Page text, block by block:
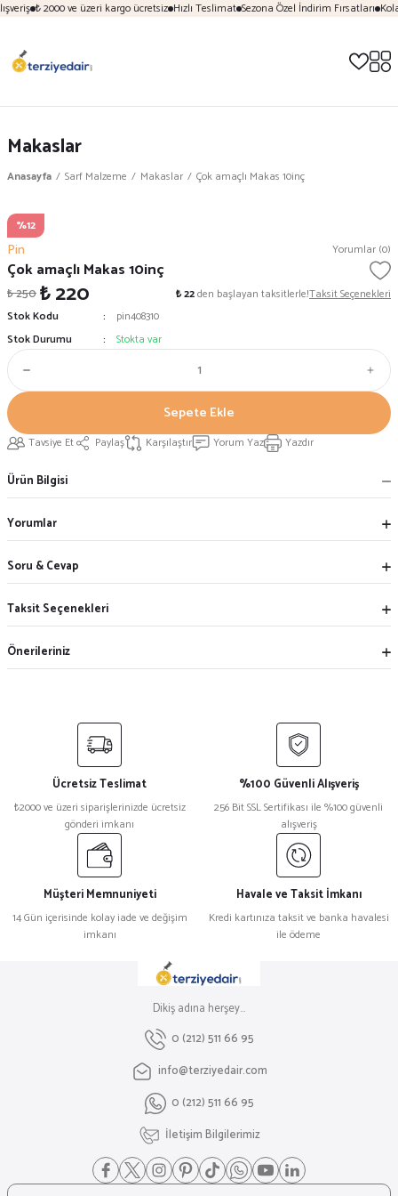
₺ 2000 ve üzeri kargo ücretsiz Hızlı Teslimat Sezona Özel İndirim Fırsatları
Makaslar
Anasayfa Sarf Malzeme Makaslar Çok amaçlı Makas 10inç
%12
Pin Yorumlar (0)
Çok amaçlı Makas 10inç
₺ 250₺ 220 ₺ 22den başlayan taksitlerle!Taksit Seçenekleri
Stok Kodu
pin408310
Stok Durumu
Stokta var
Sepete Ekle
Tavsiye Et Paylaş Karşılaştır Yorum Yaz Yazdır
Ürün Bilgisi
Yorumlar
Soru & Cevap
Taksit Seçenekleri
Önerileriniz
Ücretsiz Teslimat
₺2000 ve üzeri siparişlerinizde ücretsiz
gönderi imkanı
%100 Güvenli Alışveriş
256 Bit SSL Sertifikası ile %100 güvenli
alışveriş
Müşteri Memnuniyeti
14 Gün içerisinde kolay iade ve değişim
imkanı
Havale ve Taksit İmkanı
Kredi kartınıza taksit ve banka havalesi
ile ödeme
Dikiş adına herşey...
0 (212) 511 66 95
info@terziyedair.com
0 (212) 511 66 95
İletişim Bilgilerimiz